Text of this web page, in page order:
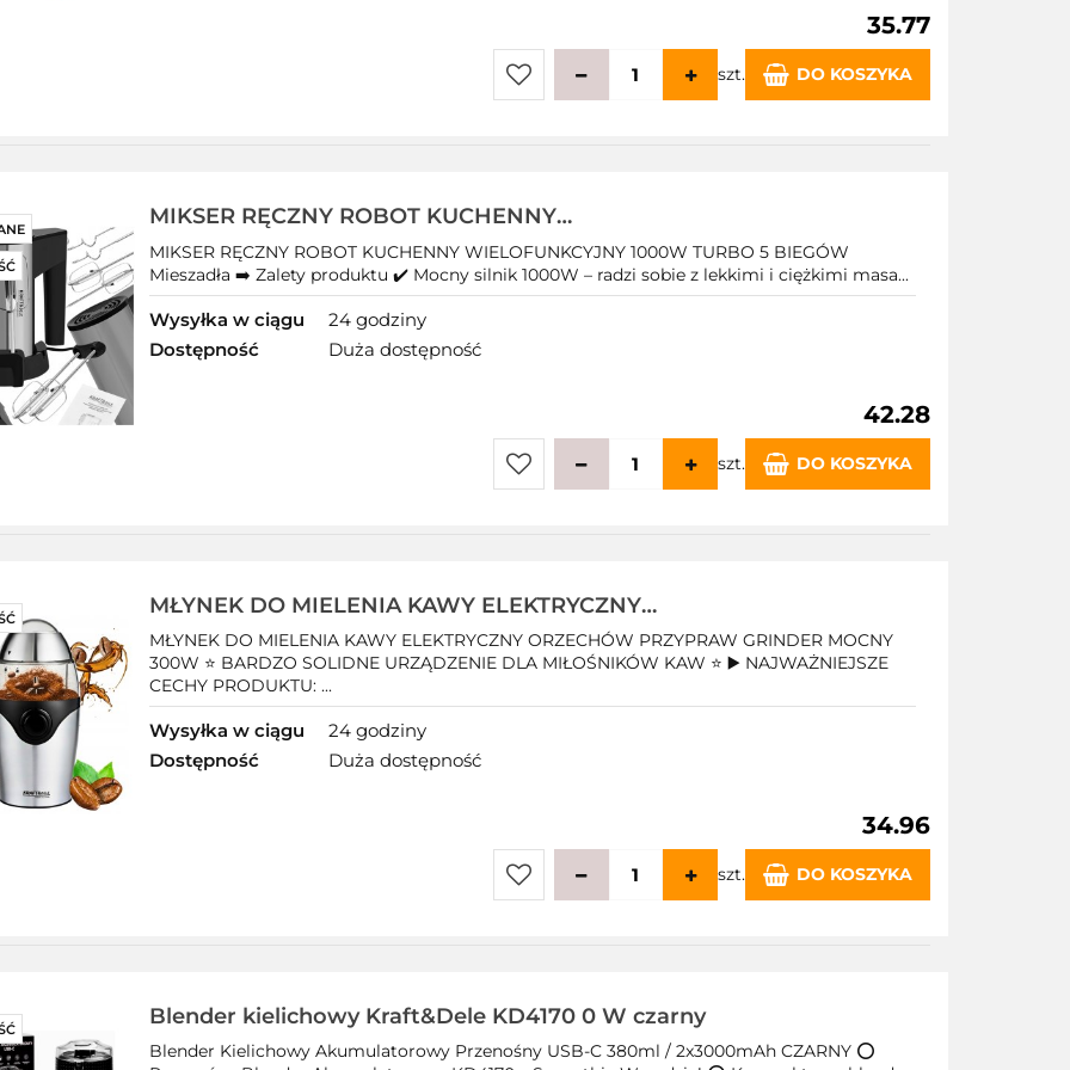
35.77
szt. DO KOSZYKA
MIKSER RĘCZNY ROBOT KUCHENNY
WIELOFUNKCYJNY 1000W TURBO 5 BIEGÓW
Mieszadła
MIKSER RĘCZNY ROBOT KUCHENNY WIELOFUNKCYJNY 1000W TURBO 5 BIEGÓW
Mieszadła ➡️ Zalety produktu ✔️ Mocny silnik 1000W – radzi sobie z lekkimi i ciężkimi masa...
Wysyłka w ciągu
24 godziny
Dostępność
Duża dostępność
42.28
szt. DO KOSZYKA
MŁYNEK DO MIELENIA KAWY ELEKTRYCZNY
ORZECHÓW PRZYPRAW GRINDER MOCNY 300W
MŁYNEK DO MIELENIA KAWY ELEKTRYCZNY ORZECHÓW PRZYPRAW GRINDER MOCNY
300W ⭐ BARDZO SOLIDNE URZĄDZENIE DLA MIŁOŚNIKÓW KAW ⭐ ▶️ NAJWAŻNIEJSZE
CECHY PRODUKTU: ...
Wysyłka w ciągu
24 godziny
Dostępność
Duża dostępność
34.96
szt. DO KOSZYKA
Blender kielichowy Kraft&Dele KD4170 0 W czarny
Blender Kielichowy Akumulatorowy Przenośny USB-C 380ml / 2x3000mAh CZARNY ⭕